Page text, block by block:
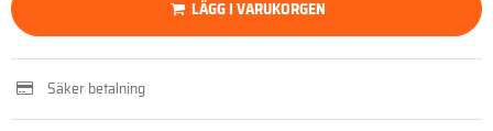
LÄGG I VARUKORGEN
Säker betalning